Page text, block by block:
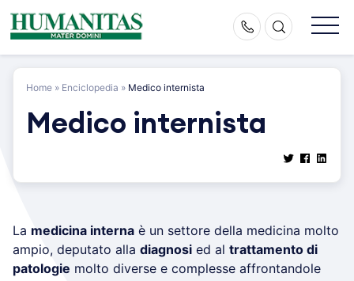
Skip
to
Home » Enciclopedia » Medico internista
Medico internista
La medicina interna è un settore della medicina molto
ampio, deputato alla diagnosi ed al trattamento di
patologie molto diverse e complesse affrontandole